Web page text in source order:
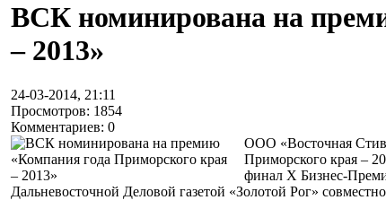
ВСК номинирована на
– 2013»
24-03-2014, 21:11
Просмотров: 1854
Комментариев: 0
ООО «Восточная
Приморского края –
финал X Бизнес-
Дальневосточной Деловой газетой «Золотой Рог»